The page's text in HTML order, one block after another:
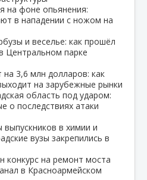
на фоне опьянения:
в нападении с ножом на
и веселье: как прошёл
Центральном парке
на 3,6 млн долларов: как
на зарубежные рынки
область под ударом:
о последствиях атаки
выпускников в химии и
вузы закрепились в
конкурс на ремонт моста
в Красноармейском